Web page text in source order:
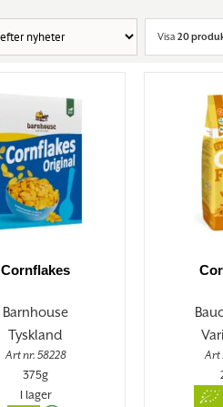
Visa 20
Cornflakes
Barnhouse
Tyskland
Art nr. 58228
375g
I lager
Art